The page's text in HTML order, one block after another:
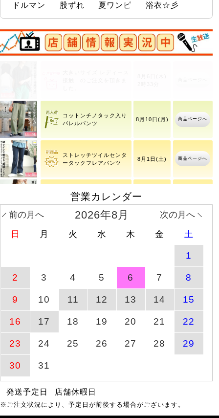
ドルマン 股ずれ 夏ワンピ 浴衣☆彡
店舗情報実況中
コットンチノタック入り
バレルパンツ
8月10日(月) 商品ページへ
ストレッチツイルセンタ
ータックフレアパンツ
8月1日(土) 商品ページへ
重ね着風ニットパーカー
トップス
8月6日(木)
ワッフルベストフェイク
8月10日(月) 商品ページへ
レースフレアスリーブバ
ックギャザープルオーバ
ー
8月10日(月) 商品ページへ
2時39分
商品ページへ
【イベントセール】 大き
いサイ
営業カレンダー
前の月へ 次の月へ
2026年8月
日 月 火 水 木 金 土
1
2 3 4 5 6 7 8
9 10 11 12 13 14 15
16 17 18 19 20 21 22
23 24 25 26 27 28 29
30 31
発送予定日 店舗休暇日
※ご注文状況により、予定日が前後する場合がございます。